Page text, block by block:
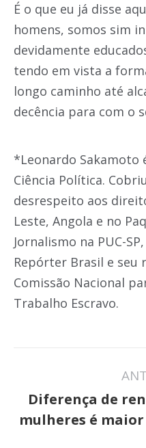
É o que eu já disse
homens, somos sim
devidamente
tendo em vista a
longo caminho até
decência para com o
*Leonardo
Ciência Política.
desrespeito aos
Leste, Angola e no
Jornalismo na PUC-
Repórter Brasil e seu
Comissão Nacional
Trabalho Escravo.
de
post:
Diferença de
mulheres é